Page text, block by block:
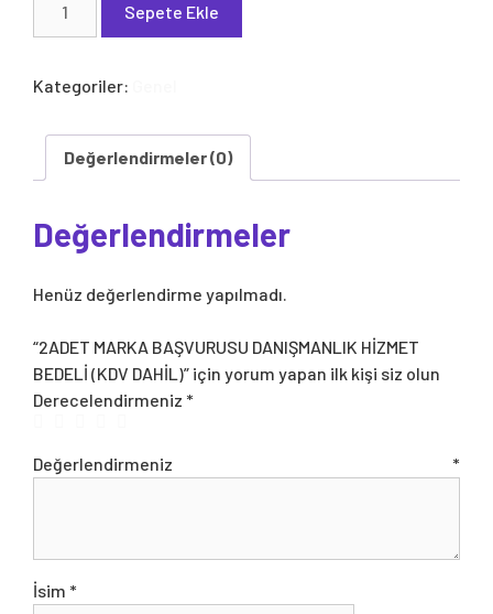
MARKA
DANIŞMANLIK
BEDELİ
(KDV
DAHİL)
Sepete Ekle
Kategoriler:
Değerlendirmeler (0)
Değerlendirmeler
Henüz değerlendirme yapılmadı.
“2ADET MARKA BAŞVURUSU DANIŞMANLIK HİZMET
BEDELİ (KDV DAHİL)” için yorum yapan ilk kişi siz olun
Derecelendirmeniz *
Değerlendirmeniz *
İsim *